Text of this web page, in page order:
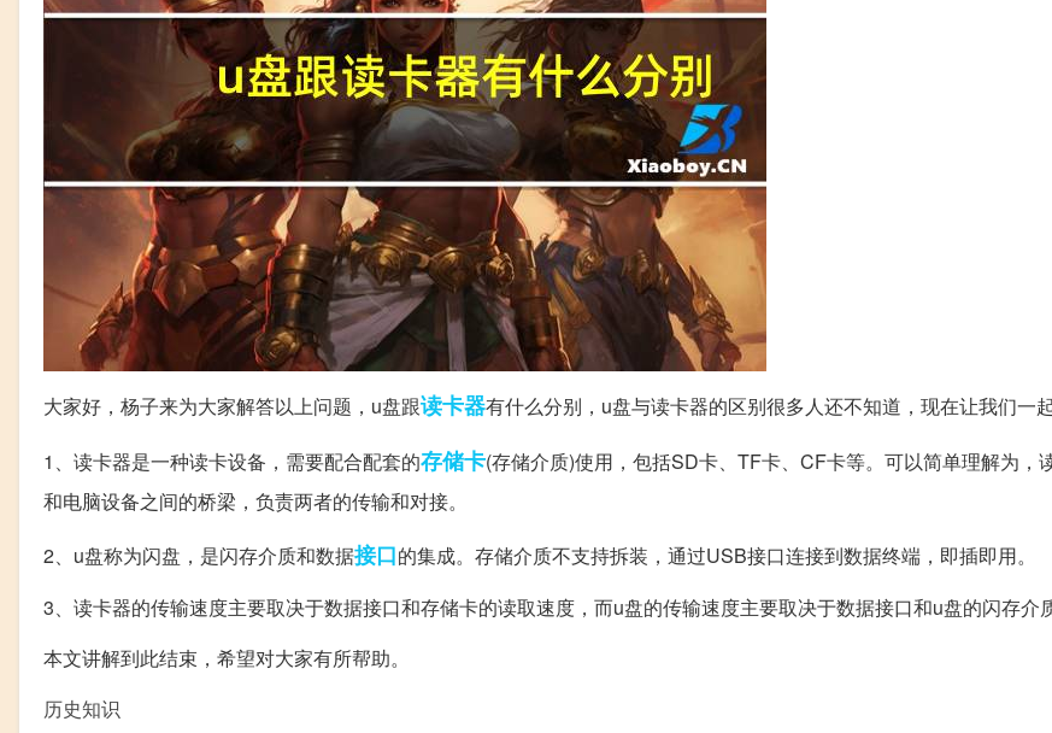
大家好，杨子来为大家解答以上问题，u盘跟读卡器有什么分别，u盘与读卡器的区别很多人还不知道，现在让我们一
1、读卡器是一种读卡设备，需要配合配套的存储卡(存储介质)使用，包括SD卡、TF卡、CF卡等。可以简单理解为，
和电脑设备之间的桥梁，负责两者的传输和对接。
2、u盘称为闪盘，是闪存介质和数据接口的集成。存储介质不支持拆装，通过USB接口连接到数据终端，即插即用。
3、读卡器的传输速度主要取决于数据接口和存储卡的读取速度，而u盘的传输速度主要取决于数据接口和u盘的闪存介
本文讲解到此结束，希望对大家有所帮助。
历史知识